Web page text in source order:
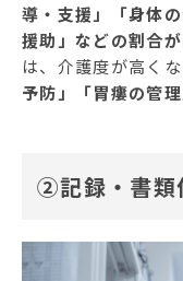
導・支援」「身体
援助」などの割合が
は、介護度が高く
予防」「胃瘻の管
②記録・書類